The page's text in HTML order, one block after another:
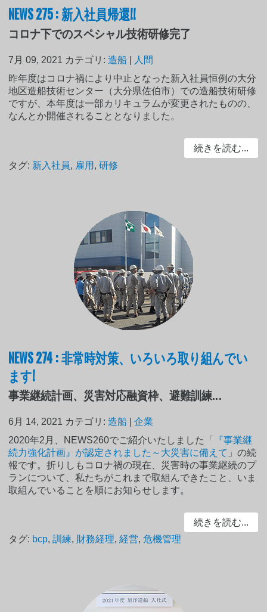
NEWS 275 : 新入社員帰還!!
コロナ下でのスペシャル技術研修完了
7月 09, 2021 カテゴリ:造船
人間
昨年度はコロナ禍により中止となった新入社員恒例の大分
地区造船技術センター（大分県佐伯市）での造船技術研修
ですが、本年度は一部カリキュラムが変更されたものの、
なんとか開催されることとなりました。
続きを読む...
タグ: 新入社員, 雇用 ,研修
NEWS 274 : 非常時対策、いろいろ取り組んでい
ます!
事業継続計画、災害対応融資枠、避難訓練...
6月 14, 2021 カテゴリ:造船 |企業
2020年2月、NEWS260でご紹介いたしました「
『事業継
続力強化計画』が認定されました～大災害に備えて 」の続
報です。折りしもコロナ禍の現在、災害時の事業継続のプ
ランについて、私たちがこれまで取組んできたこと、いま
取組んでいることを順にお知らせします。
続きを読む...
タグ: bcp,訓練, 財務経理,経営,危機管理